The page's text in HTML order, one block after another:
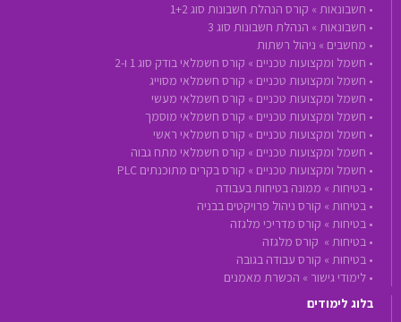
• חשבונאות » קורס הנהלת חשבונות סוג 1+2
• חשבונאות » הנהלת חשבונות סוג 3
• מחשבים » ניהול רשתות
• חשמל ומקצועות טכניים » קורס חשמלאי בודק סוג 1 ו-2
• חשמל ומקצועות טכניים » קורס חשמלאי מסוייג
• חשמל ומקצועות טכניים » קורס חשמלאי מעשי
• חשמל ומקצועות טכניים » קורס חשמלאי מוסמך
• חשמל ומקצועות טכניים » קורס חשמלאי ראשי
• חשמל ומקצועות טכניים » קורס חשמלאי מתח גבוה
• חשמל ומקצועות טכניים » קורס בקרים מתוכנתים PLC
• בטיחות » ממונה בטיחות בעבודה
• בטיחות » קורס ניהול פרויקטים בבניה
• בטיחות » קורס מדריכי מלגזה
• בטיחות » קורס מלגזה
• בטיחות » קורס עבודה בגובה
• לימודי גישור » הכשרת מאמנים
בלוג לימודים